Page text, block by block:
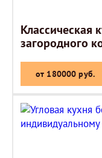
Классическая
загородного
от 180000 руб.